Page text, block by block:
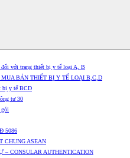
đối với trang thiết bị y tế loại A, B
BÁN THIẾT BỊ Y TẾ LOẠI B,C,D
bị y tế BCD
tư 30
gói
5086
CHUNG ASEAN
– CONSULAR AUTHENTICATION